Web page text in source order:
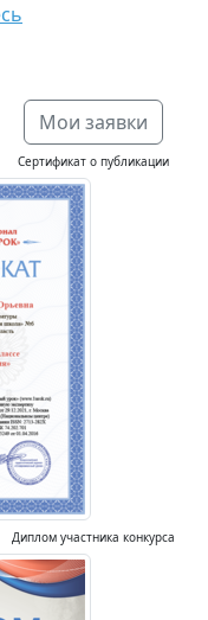
Мои заявки
Сертификат о публикации
Диплом участника конкурса